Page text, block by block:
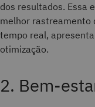
dos resultados. Essa
melhor rastreamento
tempo real,
otimização.
2. Bem-